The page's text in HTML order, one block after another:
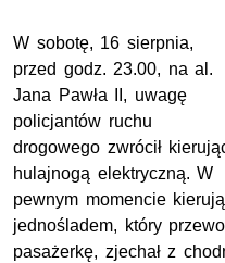
W sobotę, 16 sierpnia,
przed godz. 23.00, na al.
Jana Pawła II, uwagę
policjantów ruchu
drogowego zwrócił
hulajnogą elektryczną. W
pewnym momencie
jednośladem, który
pasażerkę, zjechał z